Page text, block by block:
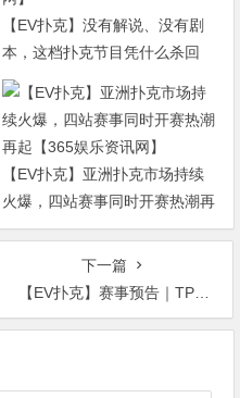
【EV扑克】没有解说、没有剧
本，这档扑克节目凭什么杀回
CBS黄金档？【365娱乐资讯
【EV扑克】亚洲扑克市场持续
火爆，四站赛事同时开赛热潮再
起【365娱乐资讯网】
下一篇
【EV扑克】赛事预告｜TPT太湖杯冬季锦标赛定档11月30日-12月4日 场馆全面扩建改造超50张比赛用桌【365娱乐资讯网】